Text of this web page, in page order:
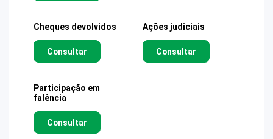
Cheques devolvidos
Consultar
Ações judiciais
Consultar
Participação em
falência
Consultar